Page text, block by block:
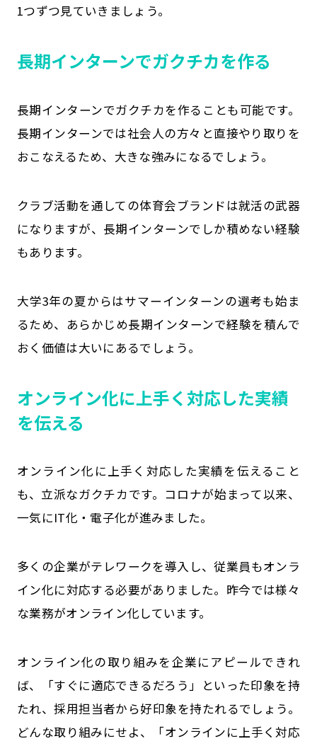
1つずつ見ていきましょう。
長期インターンでガクチカを作る
長期インターンでガクチカを作ることも可能です。
長期インターンでは社会人の方々と直接やり取りを
おこなえるため、大きな強みになるでしょう。
クラブ活動を通しての体育会ブランドは就活の武器
になりますが、長期インターンでしか積めない経験
もあります。
大学3年の夏からはサマーインターンの選考も始ま
るため、あらかじめ長期インターンで経験を積んで
おく価値は大いにあるでしょう。
オンライン化に上手く対応した実績
を伝える
オンライン化に上手く対応した実績を伝えること
も、立派なガクチカです。コロナが始まって以来、
一気にIT化・電子化が進みました。
多くの企業がテレワークを導入し、従業員もオンラ
イン化に対応する必要がありました。昨今では様々
な業務がオンライン化しています。
オンライン化の取り組みを企業にアピールできれ
ば、「すぐに適応できるだろう」といった印象を持
たれ、採用担当者から好印象を持たれるでしょう。
どんな取り組みにせよ、「オンラインに上手く対応